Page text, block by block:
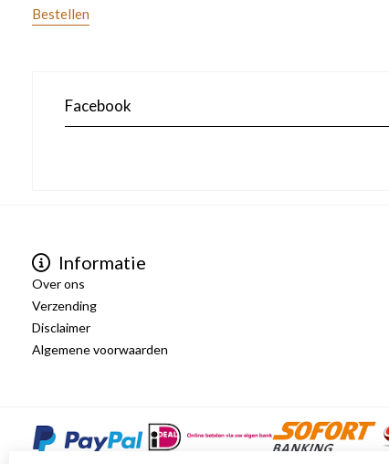
Bestellen
Facebook
Informatie
Over ons
Verzending
Disclaimer
Algemene voorwaarden